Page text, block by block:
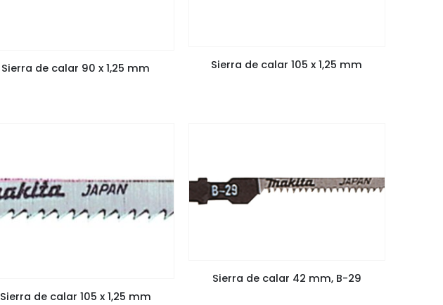
Sierra de calar 90 x 1,25 mm Sierra de calar 105 x 1,25 mm
Sierra de calar 105 x 1,25 mm
Sierra de calar 42 mm, B-29